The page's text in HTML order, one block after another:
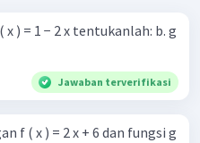
= 1 − 2 x tentukanlah: b. g
Jawaban terverifikasi
f ( x ) = 2 x + 6 dan fungsi g